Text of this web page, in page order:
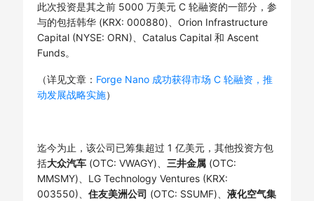
此次投资是其之前 5000 万美元 C 轮融资的一部分，参
与的包括韩华 (KRX: 000880)、Orion Infrastructure
Capital (NYSE: ORN)、Catalus Capital 和 Ascent
Funds。
（详见文章： Forge Nano 成功获得市场 C 轮融资，推
动发展战略实施）
迄今为止，该公司已筹集超过 1 亿美元，其他投资方包
括大众汽车(OTC: VWAGY)、 三井金属(OTC:
MMSMY)、LG Technology Ventures (KRX:
003550)、 住友美洲公司 (OTC: SSUMF)、 液化空气集